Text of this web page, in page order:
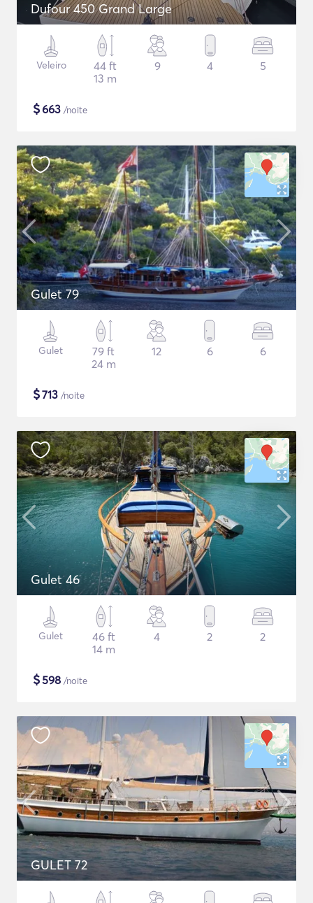
Dufour 450 Grand Large
Veleiro
44 ft
13 m
9 4 5
$663 /noite
Gulet 79
Gulet
79 ft
24 m
12 6 6
$713 /noite
Gulet 46
Gulet
46 ft
14 m
4 2 2
$598 /noite
GULET 72